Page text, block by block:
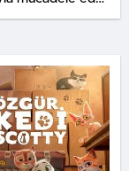
konu